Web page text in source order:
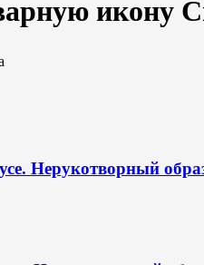
икону
Нерукотворный